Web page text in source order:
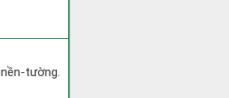
tường.